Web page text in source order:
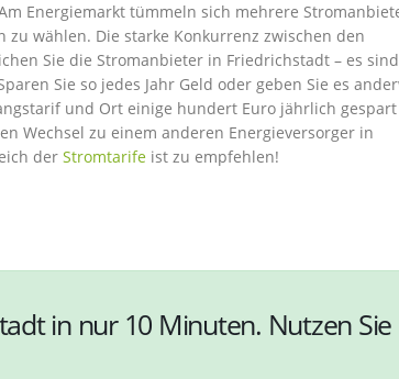
Energiemarkt tümmeln sich mehrere
wählen. Die starke Konkurrenz zwischen den
Sie die Stromanbieter in Friedrichstadt – es sind
Sie so jedes Jahr Geld oder geben Sie es
und Ort einige hundert Euro jährlich gespart
Wechsel zu einem anderen Energieversorger in
der Stromtarife ist zu empfehlen!
in nur 10 Minuten. Nutzen Sie